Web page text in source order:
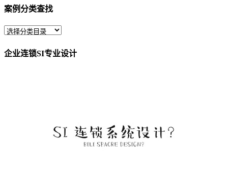
案例分类查找
企业连锁SI专业设计